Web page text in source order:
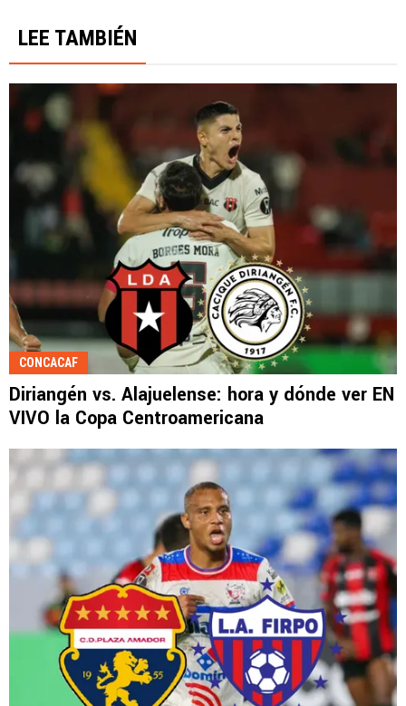
LEE TAMBIÉN
CONCACAF
Diriangén vs. Alajuelense: hora y dónde ver EN
VIVO la Copa Centroamericana